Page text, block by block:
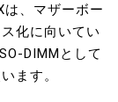
は、マザーボー
化に向いてい
DIMMとして
ます。